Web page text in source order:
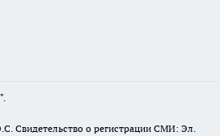
Свидетельство о регистрации СМИ: Эл.